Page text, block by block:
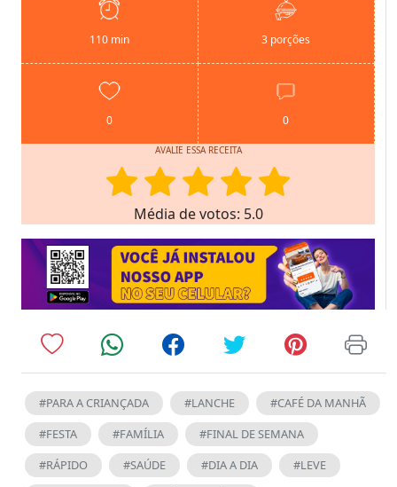
110 min 3 porções
0 0
AVALIE ESSA RECEITA
Média de votos: 5.0
#PARA A CRIANÇADA #LANCHE
#CAFÉ DA MANHÃ
#FESTA
#FAMÍLIA
#FINAL DE SEMANA
#RÁPIDO
#SAÚDE #DIA A DIA
#LEVE